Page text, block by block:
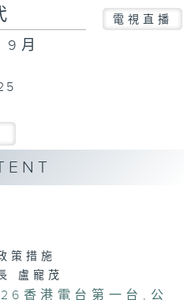
電視直播
9月
策措施
盧寵茂
香港電台第一台 , 公